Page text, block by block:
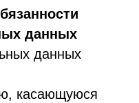
данных
данных
касающуюся